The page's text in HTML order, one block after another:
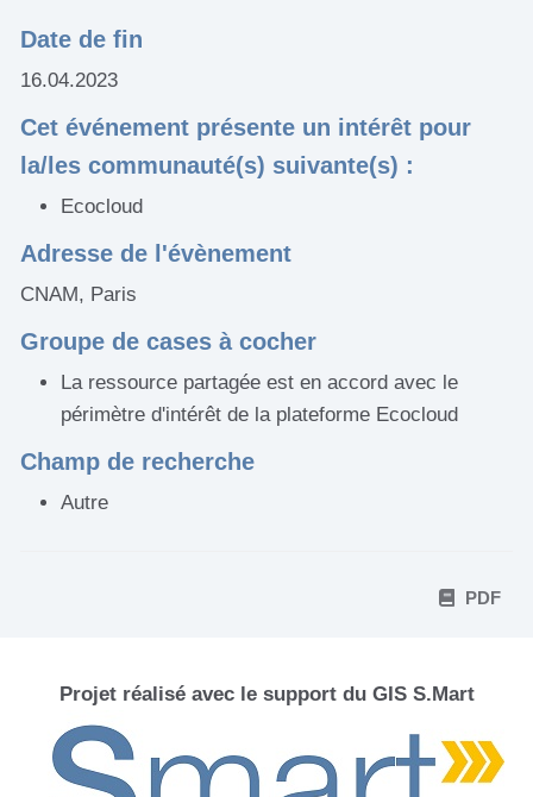
Date de fin
16.04.2023
Cet événement présente un intérêt pour
la/les communauté(s) suivante(s) :
Ecocloud
Adresse de l'évènement
CNAM, Paris
Groupe de cases à cocher
La ressource partagée est en accord avec le
périmètre d'intérêt de la plateforme Ecocloud
Champ de recherche
Autre
PDF
Projet réalisé avec le support du GIS S.Mart